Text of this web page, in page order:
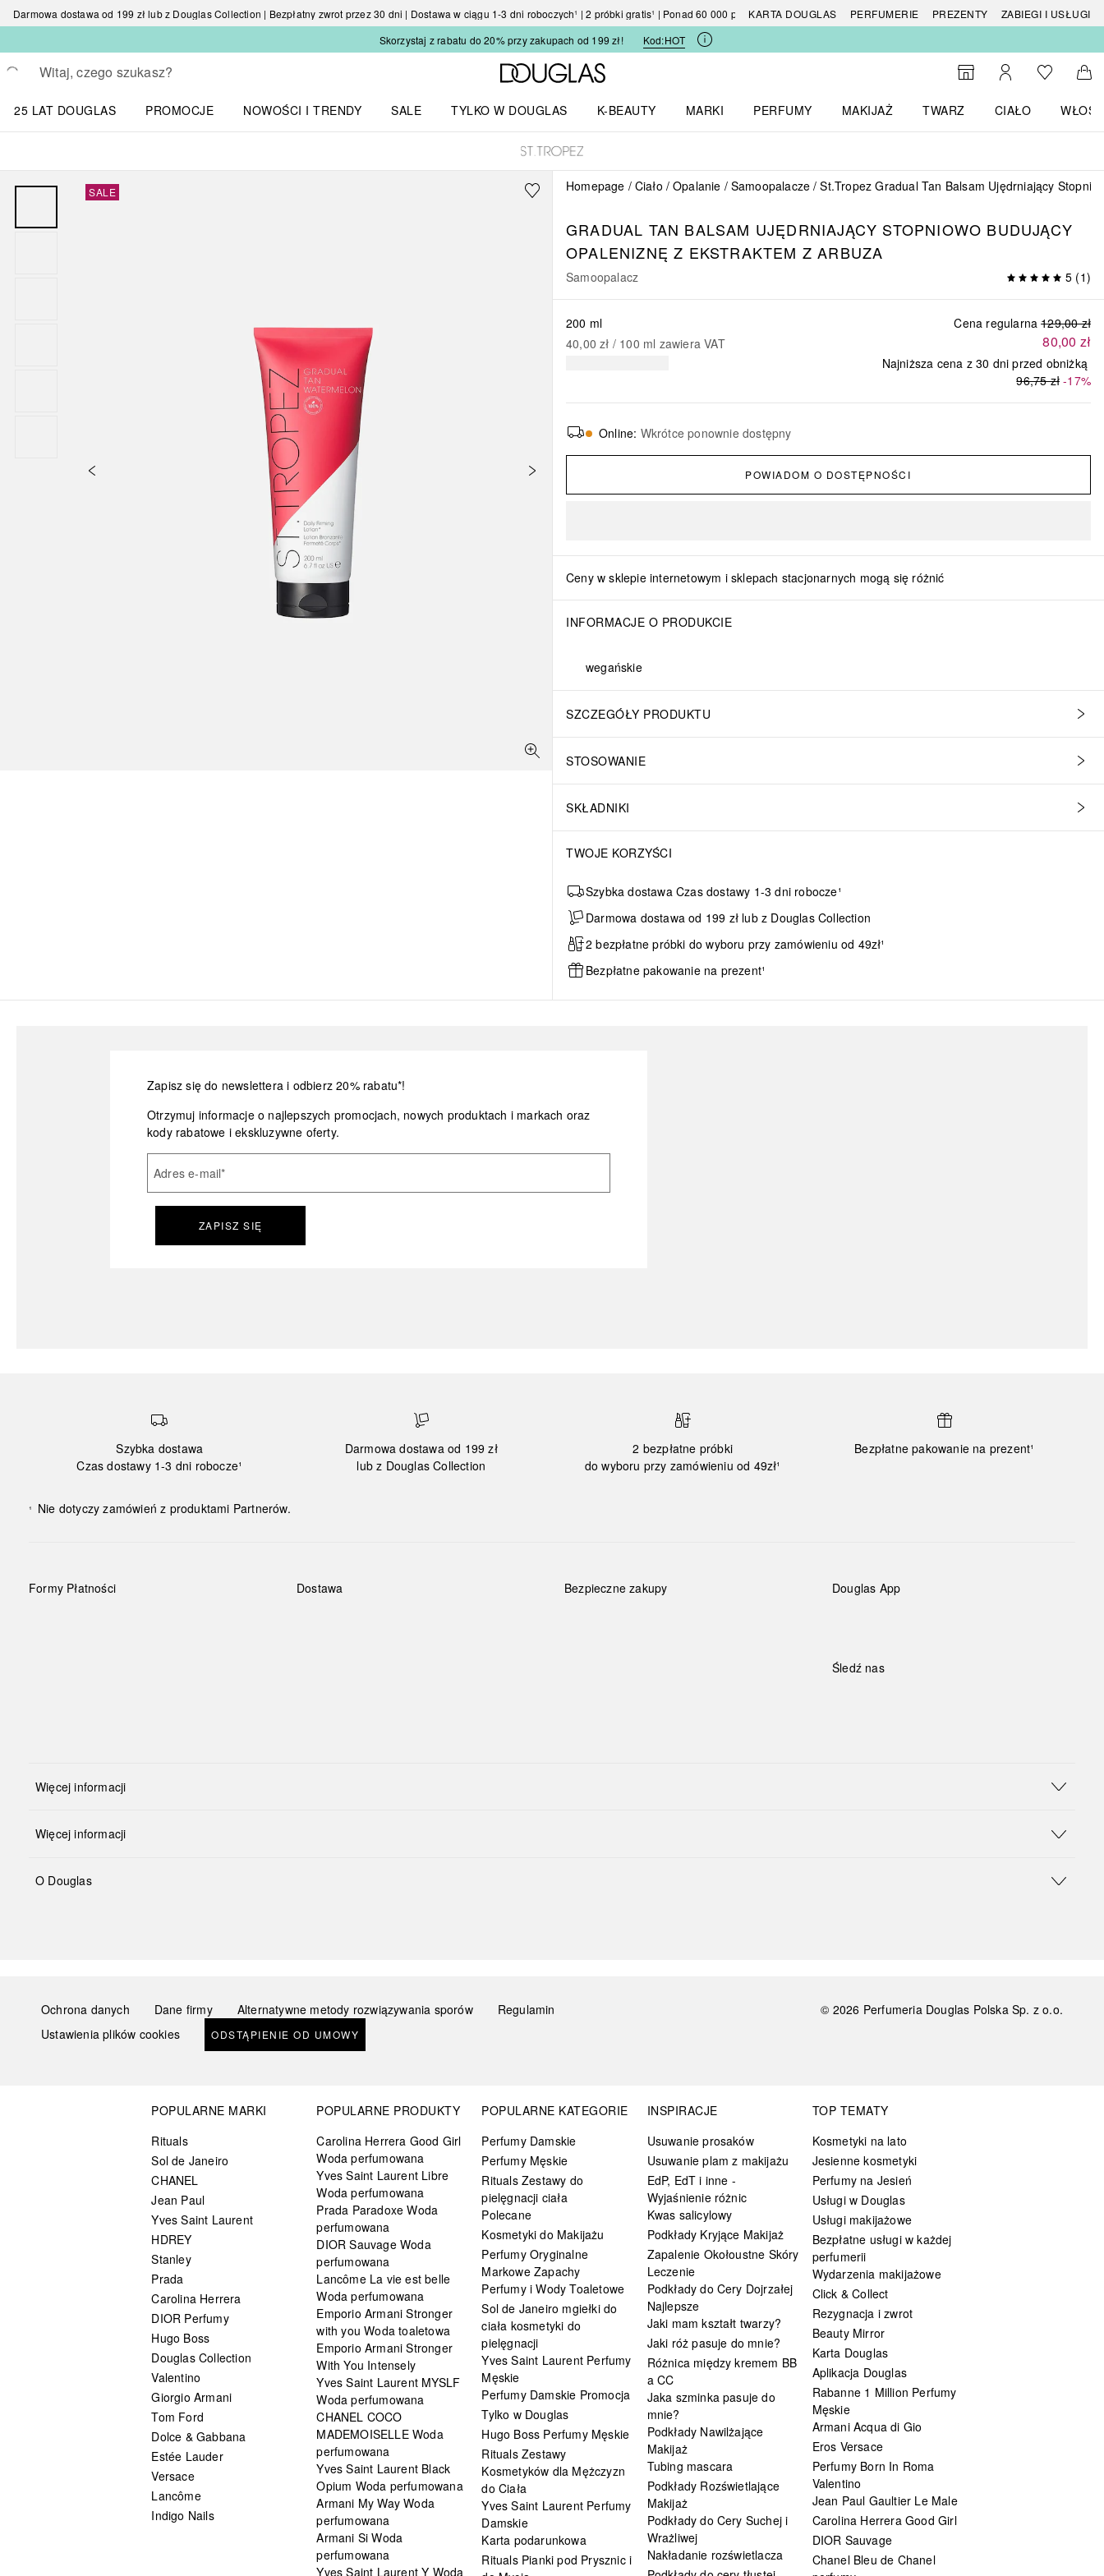
Darmowa dostawa od 199 zł lub z Douglas Collection | Bezpłatny zwrot przez 30 dni | Dostawa w ciągu 1-3 dni roboczych¹ | 2 próbki gratis¹ | Ponad 60 000 produktówKARTA DOUGLAS PERFUMERIE PREZENTY
ZABIEGI I USŁUGI
Skorzystaj z rabatu do 20% przy zakupach od 199 zł!
Kod:HOT
Wracać
Wykonaj wyszukiwanie
Strona główna Douglas
Do wyszukiwarki
Moje kontoDo listyDo
25 LAT DOUGLAS
PROMOCJE
NOWOŚCI I TRENDY
SALE
TYLKO W DOUGLAS
K-BEAUTY
MARKI
PERFUMY
MAKIJAŻ
TWARZ
CIAŁO
WŁOSY
SALE Homepage Ciało Opalanie Samoopalacze St.Tropez Gradual Tan Balsam Ujędrniający
GRADUAL TAN BALSAM UJĘDRNIAJĄCY STOPNIOWO BUDUJĄCY
OPALENIZNĘ Z EKSTRAKTEM Z ARBUZA
Samoopalacz 5 (1)
Cena regularna 129,00 zł
80,00 zł
Najniższa cena z 30 dni przed obniżką
96,75 zł-17%
200 ml
40,00 zł / 100 ml zawiera VAT
Online: Wkrótce ponownie dostępny
POWIADOM O DOSTĘPNOŚCI
Ceny w sklepie internetowym i sklepach stacjonarnych mogą się różnić
INFORMACJE O PRODUKCIE
wegańskie
SZCZEGÓŁY PRODUKTU
STOSOWANIE
SKŁADNIKI
TWOJE KORZYŚCI
Szybka dostawa Czas dostawy 1-3 dni robocze¹
Darmowa dostawa od 199 zł lub z Douglas Collection
2 bezpłatne próbki do wyboru przy zamówieniu od 49zł¹
Bezpłatne pakowanie na prezent¹
Zapisz się do newslettera i odbierz 20% rabatu*!
Otrzymuj informacje o najlepszych promocjach, nowych produktach i markach oraz
kody rabatowe i ekskluzywne oferty.
Adres e-mail*
ZAPISZ SIĘ
Szybka dostawa
Czas dostawy 1-3 dni robocze¹
Darmowa dostawa od 199 zł
lub z Douglas Collection
2 bezpłatne próbki
do wyboru przy zamówieniu od 49zł¹
Bezpłatne pakowanie na prezent¹
¹ Nie dotyczy zamówień z produktami Partnerów.
Formy Płatności Dostawa Bezpieczne zakupy Douglas App
Śledź nas
Więcej informacji
Więcej informacji
O Douglas
Ochrona danych Dane firmy Alternatywne metody rozwiązywania sporów
Regulamin
Ustawienia plików cookies
ODSTĄPIENIE OD UMOWY
© 2026 Perfumeria Douglas Polska Sp. z o.o.
POPULARNE MARKI
Rituals
Sol de Janeiro
CHANEL
Jean Paul
Yves Saint Laurent
HDREY
Stanley
Prada
Carolina Herrera
DIOR Perfumy
Hugo Boss
Douglas Collection
Valentino
Giorgio Armani
Tom Ford
Dolce & Gabbana
Estée Lauder
Versace
Lancôme
Indigo Nails
POPULARNE PRODUKTY
Carolina Herrera Good Girl
Woda perfumowana
Yves Saint Laurent Libre
Woda perfumowana
Prada Paradoxe Woda
perfumowana
DIOR Sauvage Woda
perfumowana
Lancôme La vie est belle
Woda perfumowana
Emporio Armani Stronger
with you Woda toaletowa
Emporio Armani Stronger
With You Intensely
Yves Saint Laurent MYSLF
Woda perfumowana
CHANEL COCO
MADEMOISELLE Woda
perfumowana
Yves Saint Laurent Black
Opium Woda perfumowana
Armani My Way Woda
perfumowana
Armani Si Woda
perfumowana
Yves Saint Laurent Y Woda
POPULARNE KATEGORIE
Perfumy Damskie
Perfumy Męskie
Rituals Zestawy do
pielęgnacji ciała
Polecane
Kosmetyki do Makijażu
Perfumy Oryginalne
Markowe Zapachy
Perfumy i Wody Toaletowe
Sol de Janeiro mgiełki do
ciała kosmetyki do
pielęgnacji
Yves Saint Laurent Perfumy
Męskie
Perfumy Damskie Promocja
Tylko w Douglas
Hugo Boss Perfumy Męskie
Rituals Zestawy
Kosmetyków dla Mężczyzn
do Ciała
Yves Saint Laurent Perfumy
Damskie
Karta podarunkowa
Rituals Pianki pod Prysznic i
INSPIRACJE
Usuwanie prosaków
Usuwanie plam z makijażu
EdP, EdT i inne -
Wyjaśnienie różnic
Kwas salicylowy
Podkłady Kryjące Makijaż
Zapalenie Okołoustne Skóry
Leczenie
Podkłady do Cery Dojrzałej
Najlepsze
Jaki mam kształt twarzy?
Jaki róż pasuje do mnie?
Różnica między kremem BB
a CC
Jaka szminka pasuje do
mnie?
Podkłady Nawilżające
Makijaż
Tubing mascara
Podkłady Rozświetlające
Makijaż
Podkłady do Cery Suchej i
Wrażliwej
Nakładanie rozświetlacza
TOP TEMATY
Kosmetyki na lato
Jesienne kosmetyki
Perfumy na Jesień
Usługi w Douglas
Usługi makijażowe
Bezpłatne usługi w każdej
perfumerii
Wydarzenia makijażowe
Click & Collect
Rezygnacja i zwrot
Beauty Mirror
Karta Douglas
Aplikacja Douglas
Rabanne 1 Million Perfumy
Męskie
Armani Acqua di Gio
Eros Versace
Perfumy Born In Roma
Valentino
Jean Paul Gaultier Le Male
Carolina Herrera Good Girl
DIOR Sauvage
Chanel Bleu de Chanel